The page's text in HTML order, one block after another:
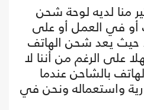
منا لديه لوحة شحن
أو في العمل أو على
حيث يعد شحن الهاتف
على الرغم من أننا لا
بالشاحن عندما
واستعماله ونحن في